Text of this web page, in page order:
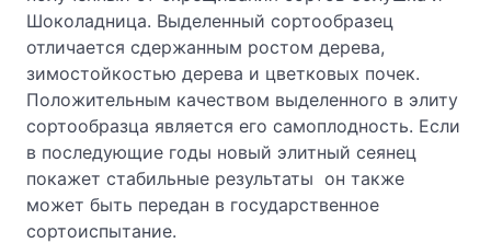
Шоколадница. Выделенный сортообразец
отличается сдержанным ростом дерева,
зимостойкостью дерева и цветковых почек.
Положительным качеством выделенного в элиту
сортообразца является его самоплодность. Если
в последующие годы новый элитный сеянец
покажет стабильные результаты он также
может быть передан в государственное
сортоиспытание.